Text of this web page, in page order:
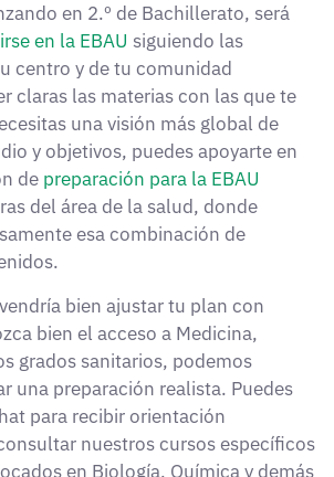
en 2.º de Bachillerato, será
en la EBAU siguiendo las
centro y de tu comunidad
claras las materias con las que te
una visión más global de
y objetivos, puedes apoyarte en
de preparación para la EBAU
del área de la salud, donde
esa combinación de
bien ajustar tu plan con
bien el acceso a Medicina,
grados sanitarios, podemos
una preparación realista. Puedes
para recibir orientación
nuestros cursos específicos
en Biología, Química y demás